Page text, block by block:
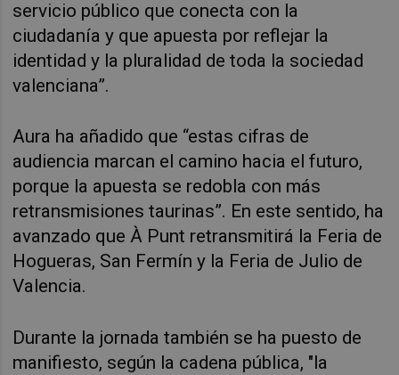
servicio público que conecta con la
ciudadanía y que apuesta por reflejar la
identidad y la pluralidad de toda la sociedad
valenciana”.
Aura ha añadido que “estas cifras de
audiencia marcan el camino hacia el futuro,
porque la apuesta se redobla con más
retransmisiones taurinas”. En este sentido, ha
avanzado que À Punt retransmitirá la Feria de
Hogueras, San Fermín y la Feria de Julio de
Valencia.
Durante la jornada también se ha puesto de
manifiesto, según la cadena pública, "la